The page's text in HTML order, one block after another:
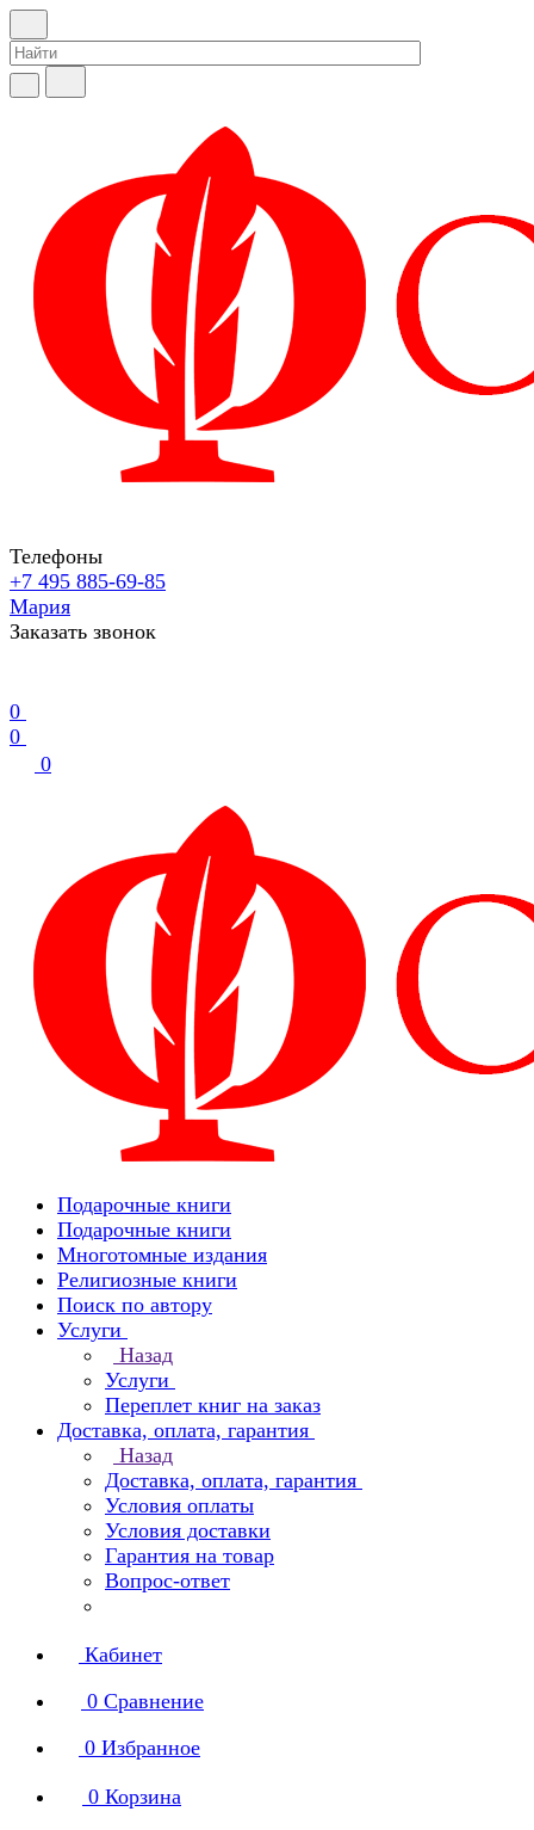
Телефоны
+7 495 885-69-85
Мария
Заказать звонок
0
0
0
Подарочные книги
Подарочные книги
Многотомные издания
Религиозные книги
Поиск по автору
Услуги
Назад
Услуги
Переплет книг на заказ
Доставка, оплата, гарантия
Назад
Доставка, оплата, гарантия
Условия оплаты
Условия доставки
Гарантия на товар
Вопрос-ответ
Кабинет
0 Сравнение
0 Избранное
0 Корзина